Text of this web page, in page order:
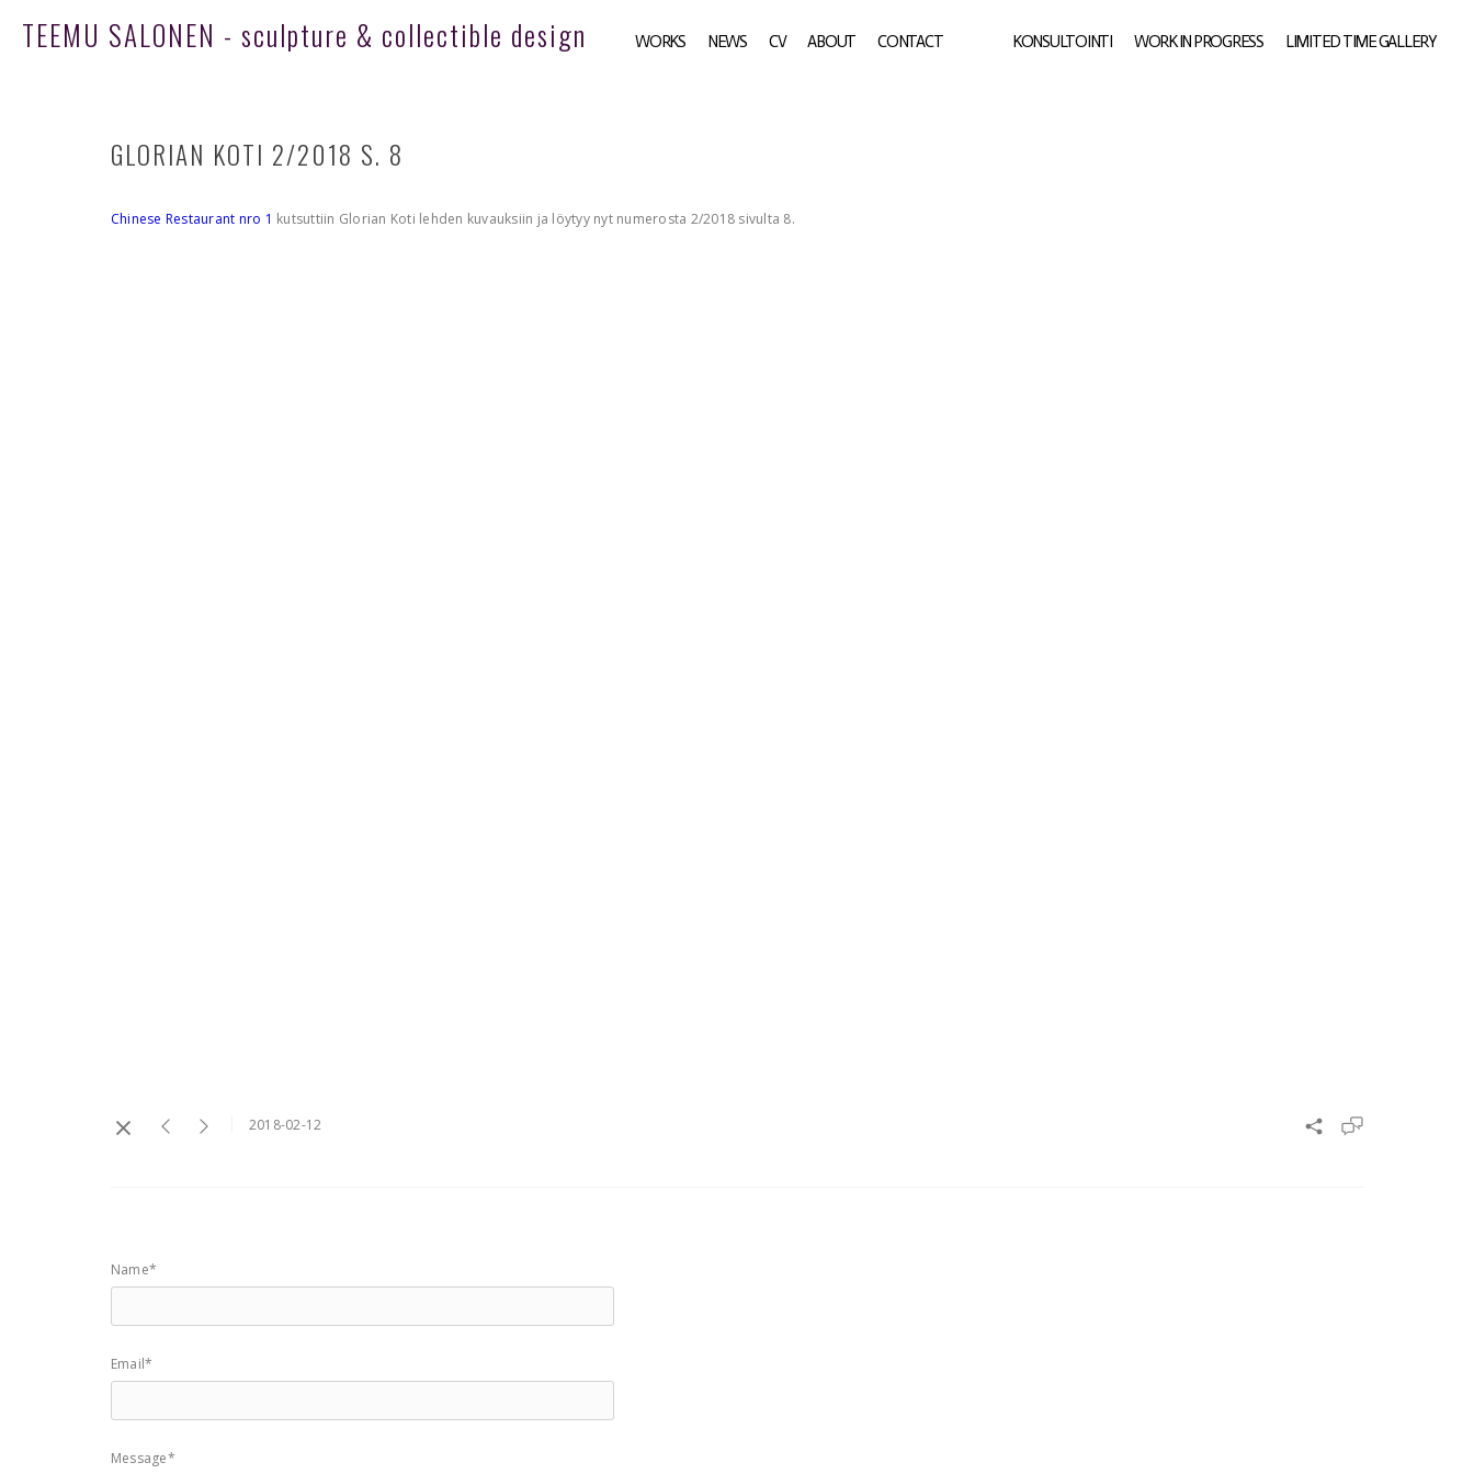
TEEMU SALONEN - sculpture & collectible design WORKS NEWS CV ABOUT CONTACT KONSULTOINTI WORK IN PROGRESS LIMITED TIME GALLERY
GLORIAN KOTI 2/2018 S. 8
Chinese Restaurant nro 1 kutsuttiin Glorian Koti lehden kuvauksiin ja löytyy nyt numerosta 2/2018 sivulta 8.
2018-02-12
Name*
Email*
Message*